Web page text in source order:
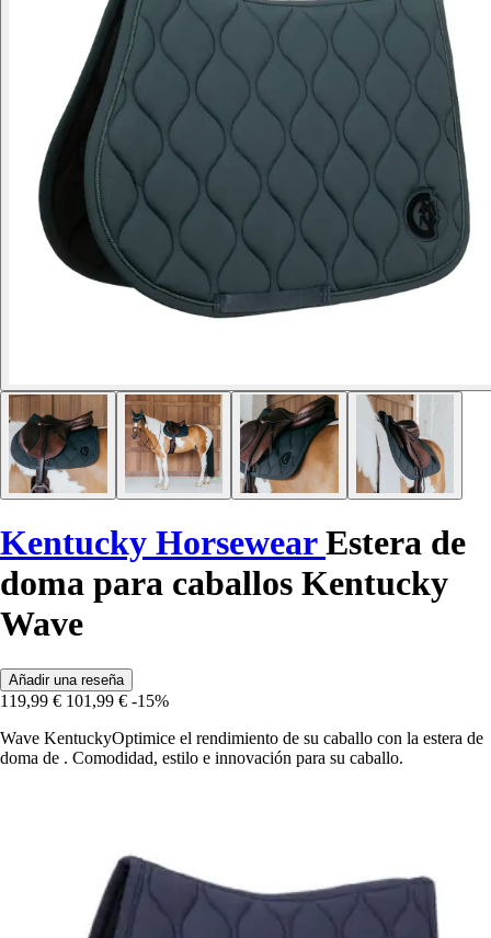
Kentucky HorsewearEstera de
doma para caballos Kentucky
Wave
Añadir una reseña
119,99 € 101,99 € -15%
Wave KentuckyOptimice el rendimiento de su caballo con la estera de
doma de . Comodidad, estilo e innovación para su caballo.